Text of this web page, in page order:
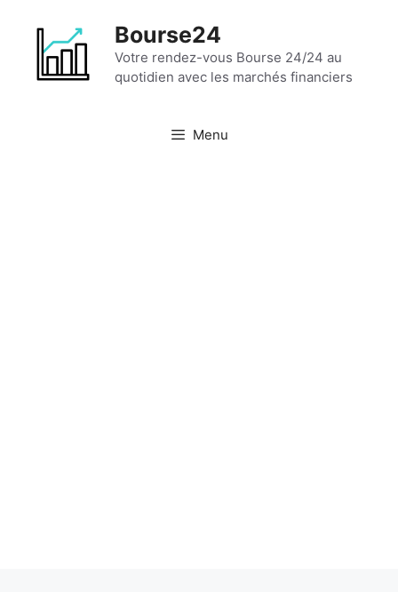
contenu
Bourse24
Votre rendez-vous Bourse 24/24 au
quotidien avec les marchés financiers
Menu